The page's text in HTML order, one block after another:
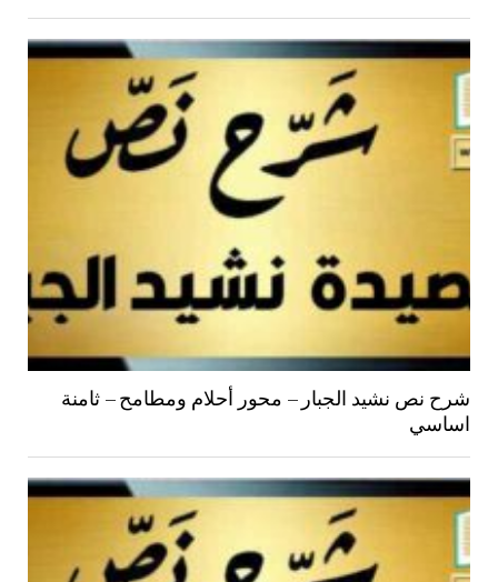
شرح نص نشيد الجبار – محور أحلام ومطامح – ثامنة
اساسي